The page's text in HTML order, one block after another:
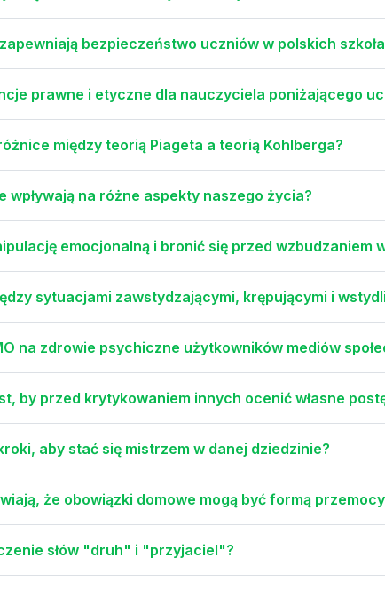
bezpieczeństwo uczniów w polskich
prawne i etyczne dla nauczyciela poniżającego
między teorią Piageta a teorią Kohlberga?
wpływają na różne aspekty naszego życia?
emocjonalną i bronić się przed wzbudzaniem
sytuacjami zawstydzającymi, krępującymi i
na zdrowie psychiczne użytkowników mediów
by przed krytykowaniem innych ocenić własne
aby stać się mistrzem w danej dziedzinie?
że obowiązki domowe mogą być formą
słów "druh" i "przyjaciel"?